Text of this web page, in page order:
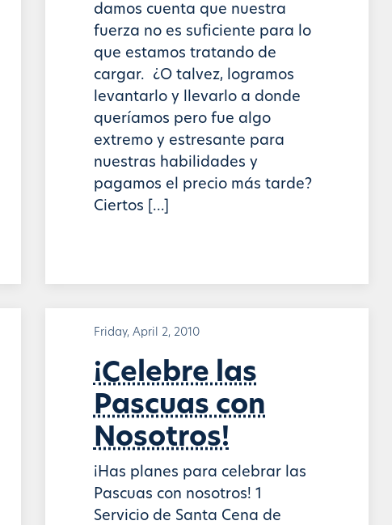
damos cuenta que nuestra
fuerza no es suficiente para lo
que estamos tratando de
cargar. ¿O talvez, logramos
levantarlo y llevarlo a donde
queríamos pero fue algo
extremo y estresante para
nuestras habilidades y
pagamos el precio más tarde?
Ciertos […]
Friday, April 2, 2010
¡Celebre las
Pascuas con
Nosotros!
¡Has planes para celebrar las
Pascuas con nosotros! 1
Servicio de Santa Cena de